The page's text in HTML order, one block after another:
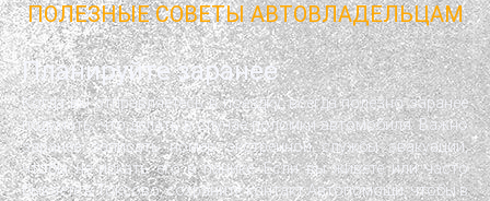
ПОЛЕЗНЫЕ СОВЕТЫ АВТОВЛАДЕЛЬЦАМ
Планируйте заранее
Когда вы отправляетесь в поездку, всегда полезно заранее
подумать, что делать в случае поломки автомобиля. Важно
заранее записать номер экстренной службы эвакуации,
чтобы не искать его в панике. Если вы живете или часто
бываете в Токсово, сохраните контакт Автопомощи, чтобы в